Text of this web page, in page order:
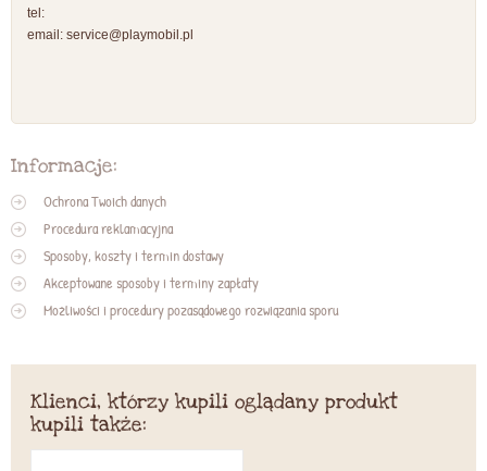
tel:
email: service@playmobil.pl
Informacje:
Ochrona Twoich danych
Procedura reklamacyjna
Sposoby, koszty i termin dostawy
Akceptowane sposoby i terminy zapłaty
Możliwości i procedury pozasądowego rozwiązania sporu
Klienci, którzy kupili oglądany produkt
kupili także: